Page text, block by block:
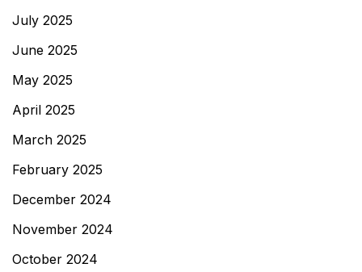
July 2025
June 2025
May 2025
April 2025
March 2025
February 2025
December 2024
November 2024
October 2024